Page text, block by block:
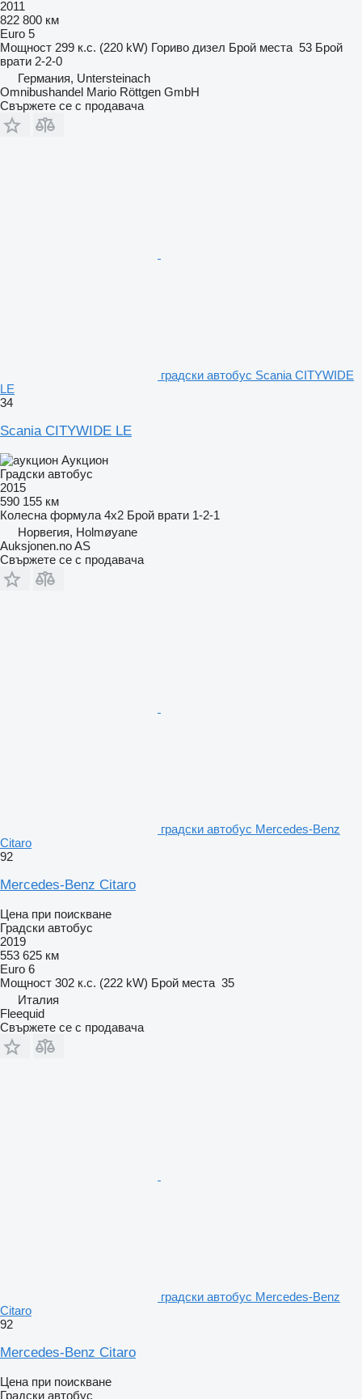
2011
822 800 км
Euro 5
Мощност 299 к.с. (220 kW) Гориво дизел Брой места 53 Брой
врати 2-2-0
Германия, Untersteinach
Omnibushandel Mario Röttgen GmbH
Свържете се с продавача
градски автобус Scania CITYWIDE
LE
34
Scania CITYWIDE LE
Аукцион
Градски автобус
2015
590 155 км
Колесна формула 4x2 Брой врати 1-2-1
Норвегия, Holmøyane
Auksjonen.no AS
Свържете се с продавача
градски автобус Mercedes-Benz
Citaro
92
Mercedes-Benz Citaro
Цена при поискване
Градски автобус
2019
553 625 км
Euro 6
Мощност 302 к.с. (222 kW) Брой места 35
Италия
Fleequid
Свържете се с продавача
градски автобус Mercedes-Benz
Citaro
92
Mercedes-Benz Citaro
Цена при поискване
Градски автобус